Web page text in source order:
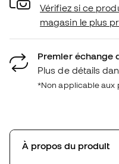
Vérifiez si ce
magasin le plus
Premier échange
Plus de détails
*Non applicable aux
À propos du produit